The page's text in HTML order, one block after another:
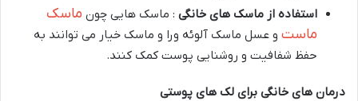
استفاده از ماسک های خانگی : ماسک هایی چون ماسک
ماست و عسل ماسک آلوئه ورا و ماسک خیار می توانند به
حفظ شفافیت و روشنایی پوست کمک کنند.
درمان های خانگی برای لک های پوستی